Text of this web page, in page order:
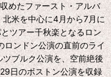
めたファースト・アルバ
米を中心に4月から7月に
ツアー千秋楽となるロン
ロンドン公演の直前のライ
ブルク公演を、空前絶後
日のボストン公演を収録